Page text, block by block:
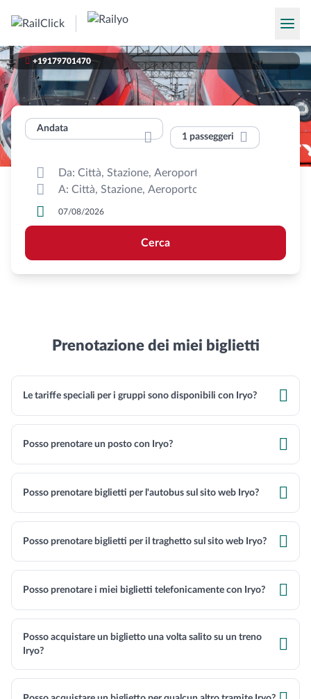
 +19179701470
Andata
 1 passeggeri 



Cerca
Prenotazione dei miei biglietti
Le tariffe speciali per i gruppi sono disponibili con Iryo? 
Posso prenotare un posto con Iryo? 
Posso prenotare biglietti per l'autobus sul sito web Iryo? 
Posso prenotare biglietti per il traghetto sul sito web Iryo? 
Posso prenotare i miei biglietti telefonicamente con Iryo? 
Posso acquistare un biglietto una volta salito su un treno
Iryo?
